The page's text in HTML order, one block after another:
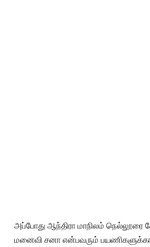
அப்போது ஆந்திரா மாநிலம்
மனைவி சனா என்பவரும்